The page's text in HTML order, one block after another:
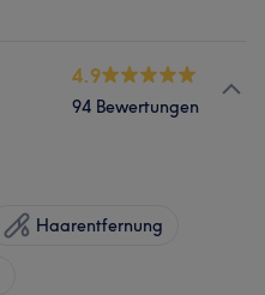
4.9
94 Bewertungen
Haarentfernung